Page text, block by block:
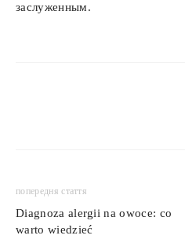
заслуженным.
попередня стаття
Diagnoza alergii na owoce: co
warto wiedzieć